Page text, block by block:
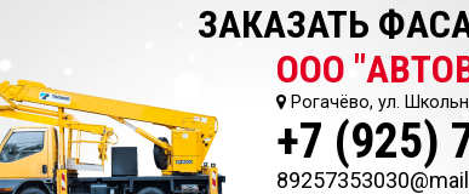
ЗАКАЗАТЬ
ООО
Рогачёво, ул.
+7 (925)